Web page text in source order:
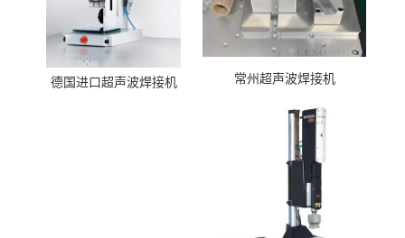
德国进口超声波焊接机 常州超声波焊接机